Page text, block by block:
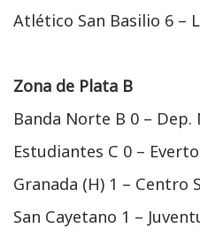
Atlético San Basilio 6 –
Zona de Plata B
Banda Norte B 0 –
Estudiantes C 0 –
Granada (H) 1 – Centro
San Cayetano 1 –